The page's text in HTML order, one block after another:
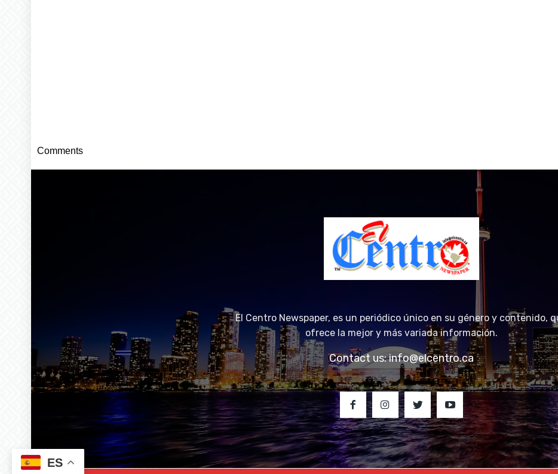
Comments
El Centro Newspaper, es un periódico único en su género y contenido,
ofrece la mejor y más variada información.
Contact us:info@elcentro.ca
ES